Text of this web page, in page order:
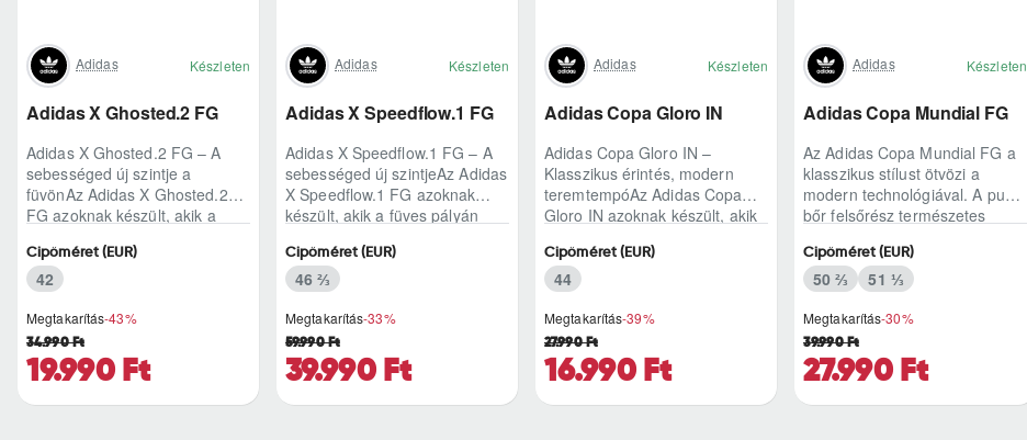
Adidas Készleten
Adidas X Ghosted.2 FG
Adidas X Ghosted.2 FG – A
sebességed új szintje a
füvönAz Adidas X Ghosted.2
FG azoknak készült, akik a
pillanataiban is azonnal r..
Megtakarítás-43%
19.990 Ft
34.990 Ft
Cipőméret (EUR)
42
Adidas Készleten
Adidas X Speedflow.1 FG
Adidas X Speedflow.1 FG – A
sebességed új szintjeAz Adidas
X Speedflow.1 FG azoknak
készült, akik a füves pályán
ritmust diktál..
Megtakarítás-33%
39.990 Ft
59.990 Ft
Cipőméret (EUR)
46 ⅔
Adidas Készleten
Adidas Copa Gloro IN
Adidas Copa Gloro IN –
Klasszikus érintés, modern
teremtempóAz Adidas Copa
Gloro IN azoknak készült, akik
természetes lab..
Megtakarítás-39%
16.990 Ft
27.990 Ft
Cipőméret (EUR)
44
Adidas Készleten
Adidas Copa Mundial FG
Az Adidas Copa Mundial FG a
klasszikus stílust ötvözi a
modern technológiával. A puha
bőr felsőrész természetes
Könnyített kia..
Megtakarítás-30%
27.990 Ft
39.990 Ft
Cipőméret (EUR)
50 ⅔ 51 ⅓